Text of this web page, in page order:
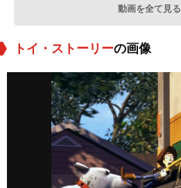
動画を全て見る
トイ・ストーリーの画像